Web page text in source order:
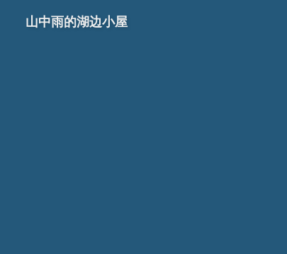
山中雨的湖边小屋